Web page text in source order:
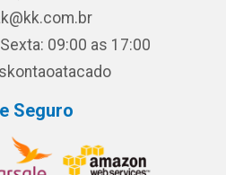
09:00 as 17:00
Seguro